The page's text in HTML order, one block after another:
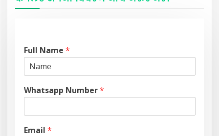
Full Name *
Whatsapp Number*
Email *